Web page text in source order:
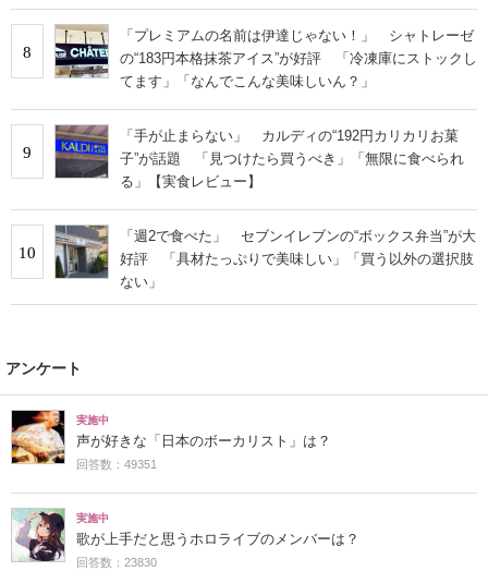
8
「プレミアムの名前は伊達じゃない！」 シャトレーゼ
の“183円本格抹茶アイス”が好評 「冷凍庫にストックし
てます」「なんでこんな美味しいん？」
9
「手が止まらない」 カルディの“192円カリカリお菓
子”が話題 「見つけたら買うべき」「無限に食べられ
る」【実食レビュー】
10
「週2で食べた」 セブンイレブンの“ボックス弁当”が大
好評 「具材たっぷりで美味しい」「買う以外の選択肢
ない」
アンケート
実施中
声が好きな「日本のボーカリスト」は？
回答数：49351
実施中
歌が上手だと思うホロライブのメンバーは？
回答数：23830